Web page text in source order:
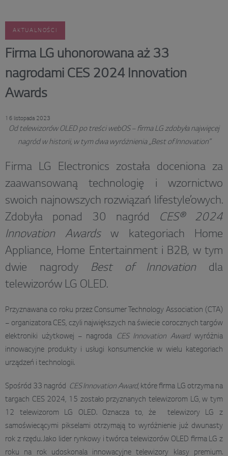
AKTUALNOŚCI
Firma LG uhonorowana aż 33
nagrodami CES 2024 Innovation
Awards
16 listopada 2023
Od telewizorów OLED po treści webOS – firma LG zdobyła najwięcej
nagród w historii, w tym dwa wyróżnienia „Best of Innovation”
Firma LG Electronics została doceniona za
zaawansowaną technologię i wzornictwo
swoich najnowszych rozwiązań lifestyle’owych.
Zdobyła ponad 30 nagród CES® 2024
Innovation Awardsw kategoriach Home
Appliance, Home Entertainment i B2B, w tym
dwie nagrody Best of Innovationdla
telewizorów LG OLED.
Przyznawana co roku przez Consumer Technology Association (CTA)
– organizatora CES, czyli największych na świecie corocznych targów
elektroniki użytkowej – nagroda CES Innovation Awardwyróżnia
innowacyjne produkty i usługi konsumenckie w wielu kategoriach
urządzeń i technologii.
Spośród 33 nagród CES Innovation Award, które firma LG otrzyma na
targach CES 2024, 15 zostało przyznanych telewizorom LG, w tym
12 telewizorom LG OLED. Oznacza to, że telewizory LG z
samoświecącymi pikselami otrzymają to wyróżnienie już dwunasty
rok z rzędu. Jako lider rynkowy i twórca telewizorów OLED firma LG z
roku na rok udoskonala innowacyjne telewizory klasy premium.